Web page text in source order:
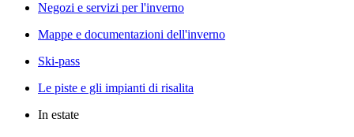
Negozi e servizi per l'inverno
Mappe e documentazioni dell'inverno
Ski-pass
Le piste e gli impianti di risalita
In estate